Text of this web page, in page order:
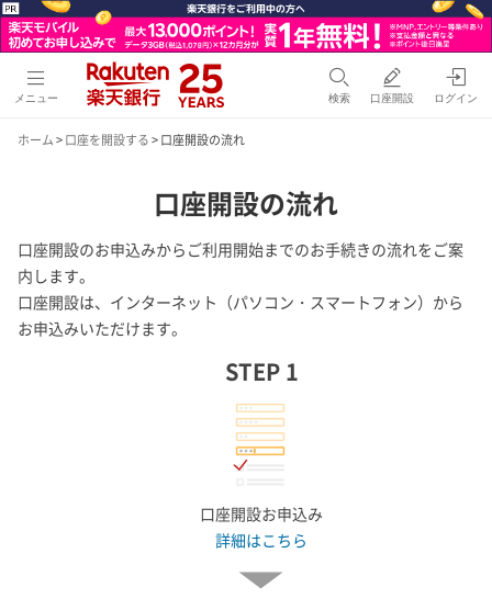
メニュー 検索 口座開設 ログイン
ホーム>口座を開設する> 口座開設の流れ
口座開設の流れ
口座開設のお申込みからご利用開始までのお手続きの流れをご案
内します。
口座開設は、インターネット（パソコン・スマートフォン）から
お申込みいただけます。
STEP 1
口座開設お申込み
詳細はこちら